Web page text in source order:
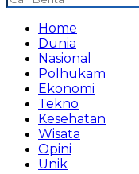
Home
Dunia
Nasional
Polhukam
Ekonomi
Tekno
Kesehatan
Wisata
Opini
Unik